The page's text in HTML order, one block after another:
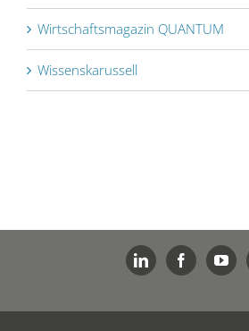
Wirtschaftsmagazin QUANTUM
Wissenskarussell